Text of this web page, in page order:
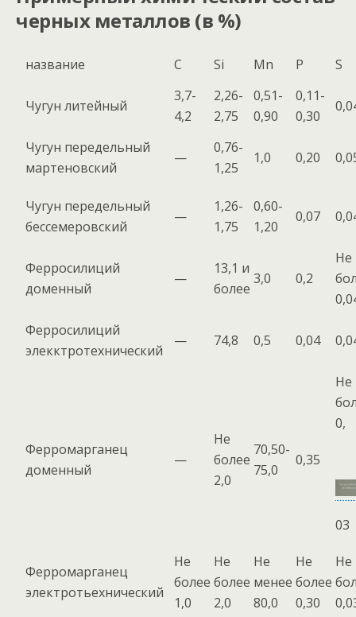
черных металлов (в %)
название C Si Mn P S
Чугун литейный
3,7-
4,2
2,26-
2,75
0,51-
0,90
0,11-
0,30
Чугун передельный
мартеновский
—
0,76-
1,25
1,0 0,20
Чугун передельный
бессемеровский
—
1,26-
1,75
0,60-
1,20
0,07
Ферросилиций
доменный
—
13,1 и
более
3,0 0,2
Не
Ферросилиций
элекктротехнический
— 74,8 0,5 0,04
Ферромарганец
доменный
—
Не
более
2,0
70,50-
75,0
0,35
Не
0,
03
Ферромарганец
электротьехнический
Не
более
1,0
Не
более
2,0
Не
менее
80,0
Не
более
0,30
Не